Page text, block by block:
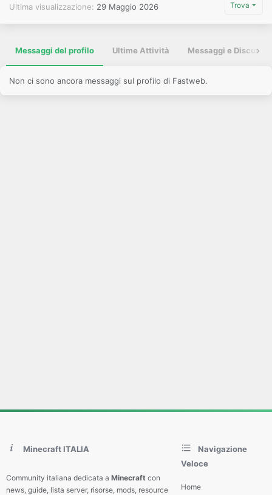
Ultima visualizzazione
29 Maggio 2026 Trova
Messaggi del profilo Ultime Attività Messaggi e
Non ci sono ancora messaggi sul profilo di Fastweb.
Minecraft ITALIA
Community italiana dedicata a Minecraft con
news, guide, lista server, risorse, mods, resource
Navigazione
Veloce
Home